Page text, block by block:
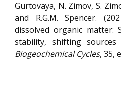
Gurtovaya, N. Zimov, S.
and R.G.M. Spencer.
dissolved organic matter:
stability, shifting sources
Biogeochemical Cycles, 35,